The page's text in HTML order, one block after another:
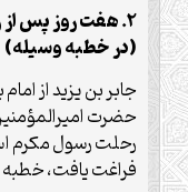
2. هفت روز پس از
(در خطبه وسیله)
جابر بن یزید از
حضرت
رحلت رسول مکرم
فراغت یافت، خطبه